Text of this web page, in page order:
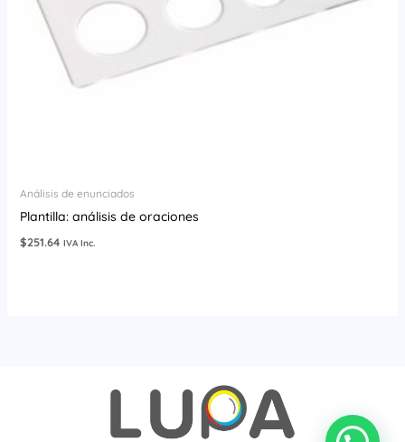
Análisis de enunciados
Plantilla: análisis de oraciones
$251.64 IVA Inc.